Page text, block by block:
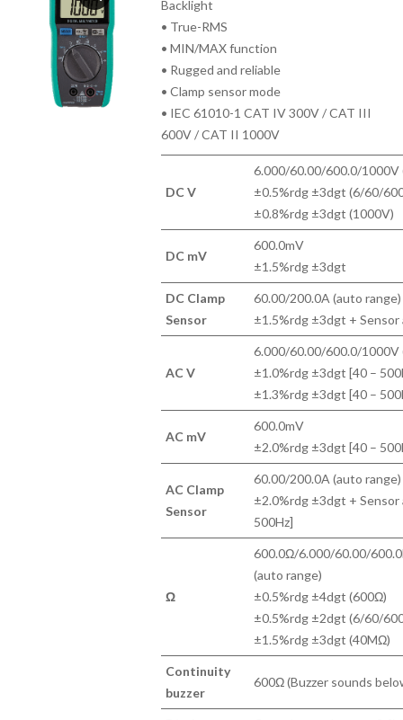
Backlight
• True-RMS
• MIN/MAX function
• Rugged and reliable
• Clamp sensor mode
• IEC 61010-1 CAT IV 300V / CAT III
600V / CAT II 1000V
DC V
6.000/60.00/600.0/1000V
±0.5%rdg ±3dgt (6/60/
±0.8%rdg ±3dgt (1000V)
DC mV
600.0mV
±1.5%rdg ±3dgt
DC Clamp
Sensor
60.00/200.0A (auto range)
±1.5%rdg ±3dgt + Sensor
AC V
6.000/60.00/600.0/1000V
±1.0%rdg ±3dgt [40 –
±1.3%rdg ±3dgt [40 –
AC mV
600.0mV
±2.0%rdg ±3dgt [40 –
AC Clamp
Sensor
60.00/200.0A (auto range)
±2.0%rdg ±3dgt + Sensor
500Hz]
Ω
600.0Ω/6.000/60.00/
(auto range)
±0.5%rdg ±4dgt (600Ω)
±0.5%rdg ±2dgt (6/60/
±1.5%rdg ±3dgt (40MΩ)
Continuity
buzzer
600Ω (Buzzer sounds